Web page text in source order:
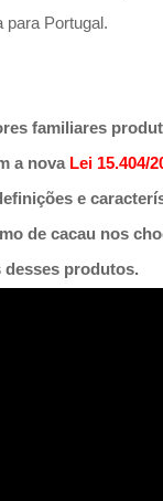
para Portugal.
familiares
a nova Lei 15.404/
e
de cacau nos
produtos.